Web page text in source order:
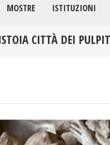
MOSTRE ISTITUZIONI
CITTÀ DEI